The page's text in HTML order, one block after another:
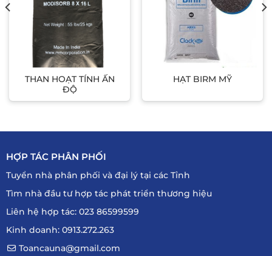
THAN HOẠT TÍNH ẤN
ĐỘ
HẠT BIRM MỸ
HỢP TÁC PHÂN PHỐI
Tuyển nhà phân phối và đại lý tại các Tỉnh
Tìm nhà đầu tư hợp tác phát triển thương hiệu
Liên hệ hợp tác: 023 86599599
Kinh doanh: 0913.272.263
Toancauna@gmail.com